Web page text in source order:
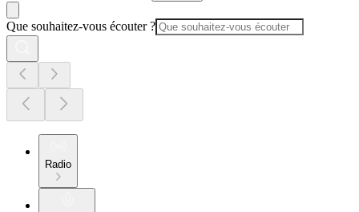
Que souhaitez-vous écouter ?
Radio